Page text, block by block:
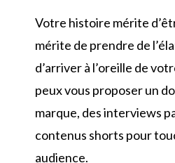
Votre histoire mérite
mérite de prendre de
d’arriver à l’oreille de
peux vous proposer un
marque, des interviews
contenus shorts pour
audience.